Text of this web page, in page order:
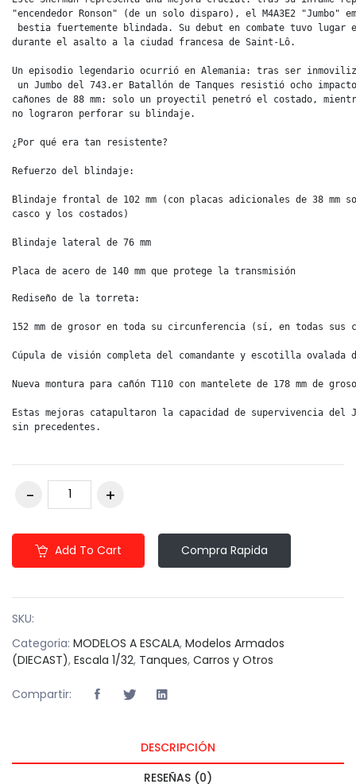
"encendedor Ronson" (de un solo disparo), el M4A3E2 "Jumbo"
bestia fuertemente blindada. Su debut en combate tuvo lugar
durante el asalto a la ciudad francesa de Saint-Lô.
Un episodio legendario ocurrió en Alemania: tras ser
un Jumbo del 743.er Batallón de Tanques resistió ocho
cañones de 88 mm: solo un proyectil penetró el costado,
no lograron perforar su blindaje.
¿Por qué era tan resistente?
Refuerzo del blindaje:
Blindaje frontal de 102 mm (con placas adicionales de 38 mm
casco y los costados)
Blindaje lateral de 76 mm
Placa de acero de 140 mm que protege la transmisión
Rediseño de la torreta:
152 mm de grosor en toda su circunferencia (sí, en todas sus
Cúpula de visión completa del comandante y escotilla ovalada
Nueva montura para cañón T110 con mantelete de 178 mm de
Estas mejoras catapultaron la capacidad de supervivencia del
sin precedentes.
Add To Cart Compra Rapida
SKU:
Categoria: MODELOS A ESCALA, Modelos Armados
(DIECAST), Escala 1/32, Tanques, Carros y Otros
Compartir:
DESCRIPCIÓN
RESEÑAS (0)